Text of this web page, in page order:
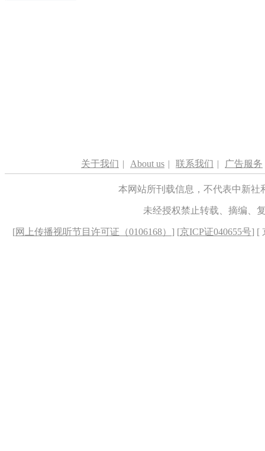
关于我们 | About us | 联系我们 | 广告服务
本网站所刊载信息，不代表中新
未经授权禁止转载、摘编、
[网上传播视听节目许可证（0106168） ] [京ICP证040655号] [